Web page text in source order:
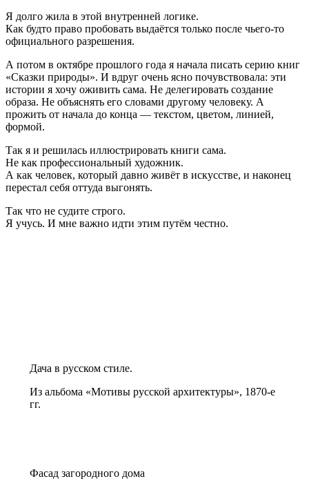
Я долго жила в этой внутренней логике.
Как будто право пробовать выдаётся только после чьего-то
официального разрешения.
А потом в октябре прошлого года я начала писать серию книг
«Сказки природы». И вдруг очень ясно почувствовала: эти
истории я хочу оживить сама. Не делегировать создание
образа. Не объяснять его словами другому человеку. А
прожить от начала до конца — текстом, цветом, линией,
формой.
Так я и решилась иллюстрировать книги сама.
Не как профессиональный художник.
А как человек, который давно живёт в искусстве, и наконец
перестал себя оттуда выгонять.
Так что не судите строго.
Я учусь. И мне важно идти этим путём честно.
Дача в русском стиле.
Из альбома «Мотивы русской архитектуры», 1870-е
гг.
Фасад загородного дома